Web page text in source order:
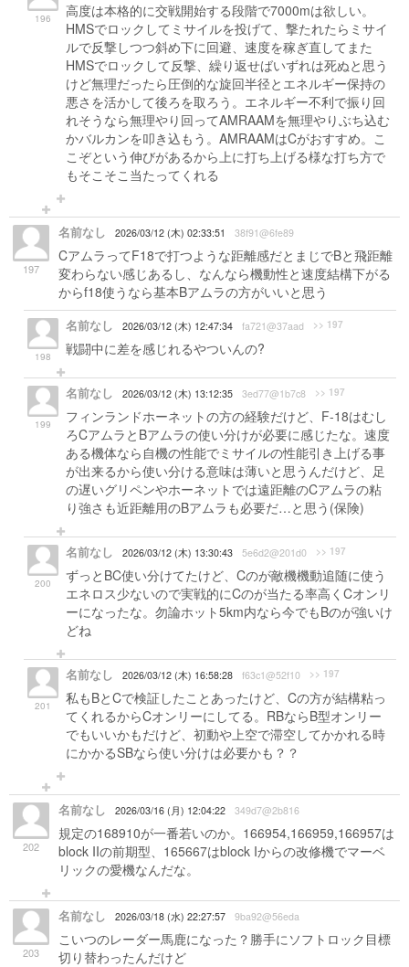
196
高度は本格的に交戦開始する段階で7000mは欲しい。
HMSでロックしてミサイルを投げて、撃たれたらミサイ
ルで反撃しつつ斜め下に回避、速度を稼ぎ直してまた
HMSでロックして反撃、繰り返せばいずれは死ぬと思う
けど無理だったら圧倒的な旋回半径とエネルギー保持の
悪さを活かして後ろを取ろう。エネルギー不利で振り回
れそうなら無理やり回ってAMRAAMを無理やりぶち込む
かバルカンを叩き込もう。AMRAAMはCがおすすめ。こ
こぞという伸びがあるから上に打ち上げる様な打ち方で
もそこそこ当たってくれる
197
名前なし 2026/03/12 (木) 02:33:51 38f91@6fe89
CアムラってF18で打つような距離感だとまじでBと飛距離
変わらない感じあるし、なんなら機動性と速度結構下がる
からf18使うなら基本Bアムラの方がいいと思う
198
名前なし 2026/03/12 (木) 12:47:34 fa721@37aad >> 197
戦闘中に差を感じれるやついんの?
199
名前なし 2026/03/12 (木) 13:12:35 3ed77@1b7c8 >> 197
フィンランドホーネットの方の経験だけど、F-18はむし
ろCアムラとBアムラの使い分けが必要に感じたな。速度
ある機体なら自機の性能でミサイルの性能引き上げる事
が出来るから使い分ける意味は薄いと思うんだけど、足
の遅いグリペンやホーネットでは遠距離のCアムラの粘
り強さも近距離用のBアムラも必要だ…と思う(保険)
200
名前なし 2026/03/12 (木) 13:30:43 5e6d2@201d0 >> 197
ずっとBC使い分けてたけど、Cのが敵機機動追随に使う
エネロス少ないので実戦的にCのが当たる率高くCオンリ
ーになったな。勿論ホット5km内なら今でもBのが強いけ
どね
201
名前なし 2026/03/12 (木) 16:58:28 f63c1@52f10 >> 197
私もBとCで検証したことあったけど、Cの方が結構粘っ
てくれるからCオンリーにしてる。RBならB型オンリー
でもいいかもだけど、初動や上空で滞空してかかれる時
にかかるSBなら使い分けは必要かも？？
202
名前なし 2026/03/16 (月) 12:04:22 349d7@2b816
規定の168910が一番若いのか。166954,166959,166957は
block IIの前期型、165667はblock Iからの改修機でマーベ
リックの愛機なんだな。
203
名前なし 2026/03/18 (水) 22:27:57 9ba92@56eda
こいつのレーダー馬鹿になった？勝手にソフトロック目標
切り替わったんだけど